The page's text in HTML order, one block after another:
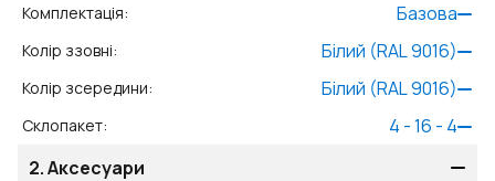
Комплектація: Базова
Колір ззовні: Білий (RAL 9016)
Колір зсередини: Білий (RAL 9016)
Склопакет:
4 - 16 - 4
2.Аксесуари